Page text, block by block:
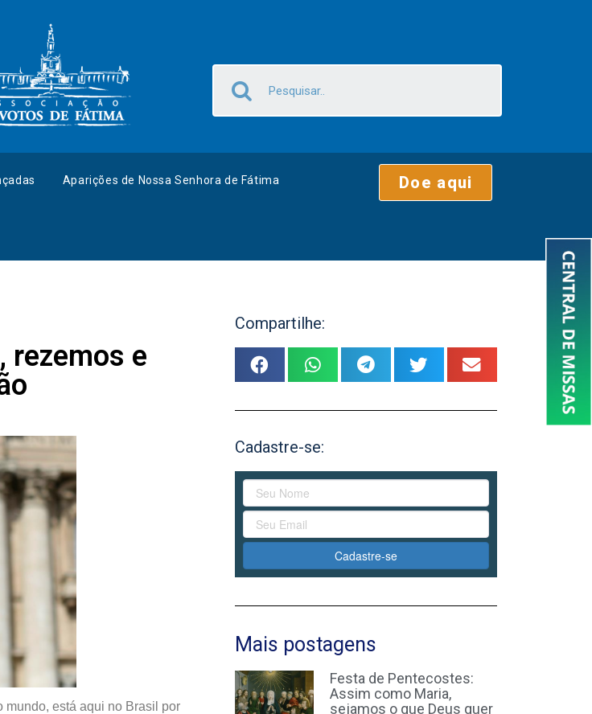
Aparições de Nossa Senhora de Fátima Doe aqui
rezemos e
mundo, está aqui no Brasil por
Compartilhe:
Cadastre-se:
Cadastre-se
Mais postagens
Festa de Pentecostes:
Assim como Maria,
sejamos o que Deus quer